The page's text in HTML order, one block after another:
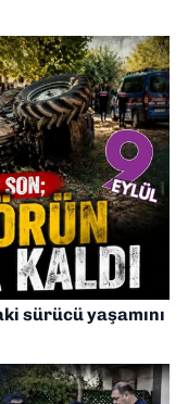
sürücü yaşamını